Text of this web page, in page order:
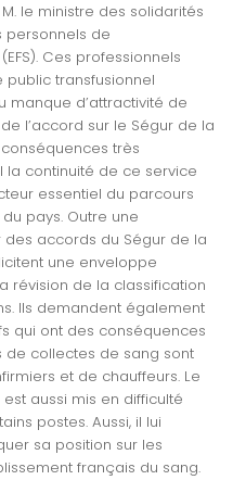
le ministre des solidarités
personnels de
Ces professionnels
public transfusionnel
manque d’attractivité de
de l’accord sur le Ségur de la
très
continuité de ce service
essentiel du parcours
pays. Outre une
accords du Ségur de la
une enveloppe
révision de la classification
Ils demandent également
qui ont des conséquences
de collectes de sang sont
et de chauffeurs. Le
aussi mis en difficulté
postes. Aussi, il lui
sa position sur les
français du sang.